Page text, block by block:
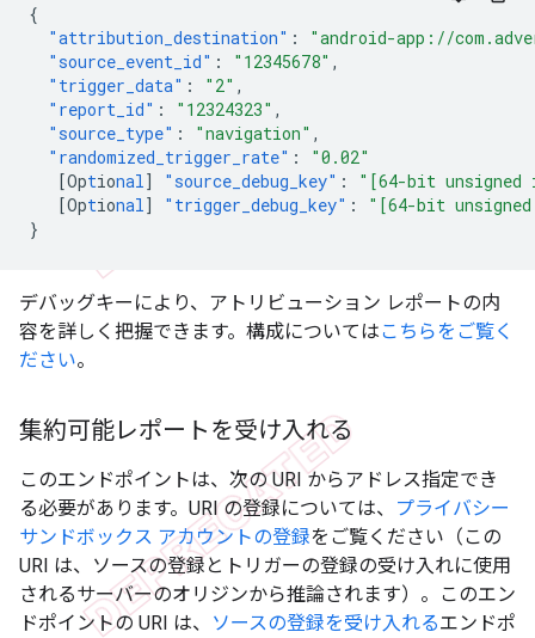
{
"attribution_destination" :
"android-app://
"source_event_id" : "12345678" ,
"trigger_data" : "2" ,
"report_id" : "12324323" ,
"source_type" : "navigation" ,
"randomized_trigger_rate" :
"0.02"
[Optional ] "source_debug_key" :
"[64-bit unsigned
[Optional ] "trigger_debug_key" :
"[64-bit
}
デバッグキーにより、アトリビューション レポートの内
容を詳しく把握できます。構成についてはこちらをご覧く
ださい。
集約可能レポートを受け入れる
このエンドポイントは、次の URI からアドレス指定でき
る必要があります。URI の登録については、
プライバシー
サンドボックス アカウントの登録をご覧ください（この
URI は、ソースの登録とトリガーの登録の受け入れに使用
されるサーバーのオリジンから推論されます）。このエン
ドポイントの URI は、
ソースの登録を受け入れるエンドポ